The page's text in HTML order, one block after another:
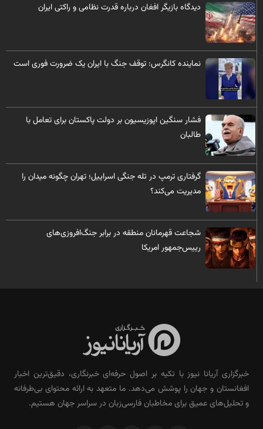
ديدگاه بازیگر افغان درباره قدرت نظامی و راکتی ایران
نماینده کانگرس: توقف جنگ با ایران یک ضرورت فوری است
فشار سنگین اپوزیسیون بر دولت پاکستان برای تعامل با
طالبان
گرفتاری ترمپ در تله جنگی اسراییل؛ تهران چگونه میدان را
مدیریت می‌کند؟
شجاعت قهرمانان منطقه در برابر جنگ‌افروزی‌های
رییس‌جمهور امریکا
خبرگزاری آریانا نیوز با تکیه بر اصول حرفه‌ای خبرنگاری، دقیق‌ترین اخبار
افغانستان و جهان را پوشش می‌دهد. ما متعهد به ارائه محتوای بی‌طرفانه
و تحلیل‌های عمیق برای مخاطبان فارسی‌زبان در سراسر جهان هستیم.